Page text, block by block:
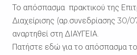
Το απόσπασμα πρακτικού της
Διαχείρισης (αρ.συνεδρίασης 30/
αναρτηθεί στη ΔΙΑΥΓΕΙΑ.
Πατήστε εδώ για το απόσπασμα